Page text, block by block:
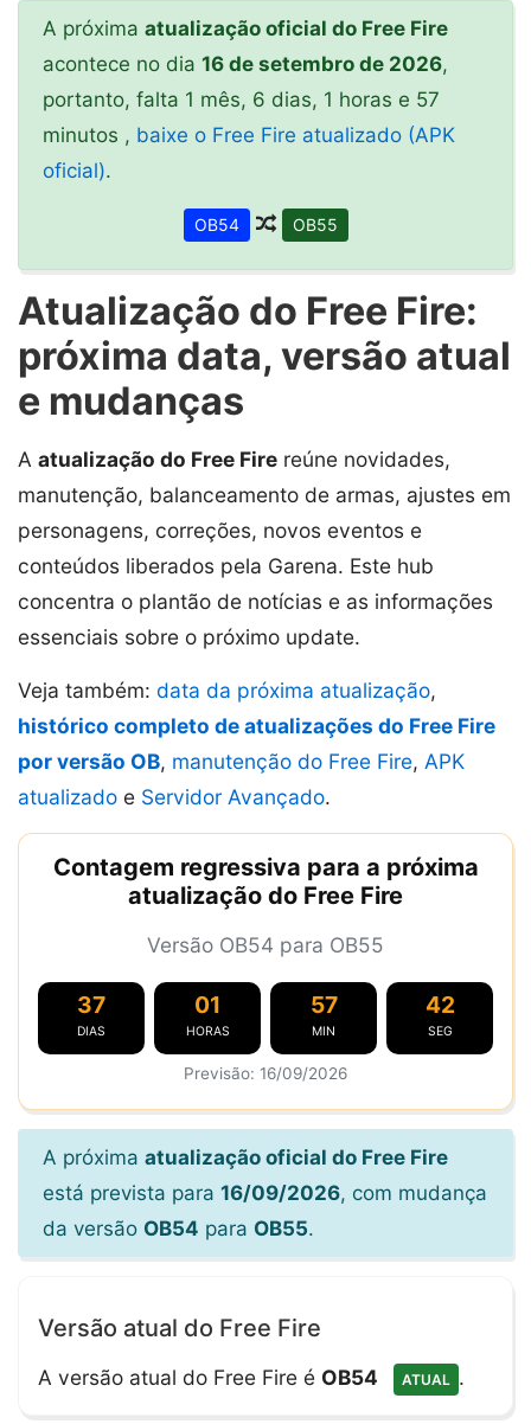
A próxima atualização oficial do Free Fire
acontece no dia 16 de setembro de 2026,
portanto, falta 1 mês, 6 dias, 1 horas e 57
minutos , baixe o Free Fire atualizado (APK
oficial).
OB54 OB55
Atualização do Free Fire:
próxima data, versão atual
e mudanças
A atualização do Free Fire reúne novidades,
manutenção, balanceamento de armas, ajustes em
personagens, correções, novos eventos e
conteúdos liberados pela Garena. Este hub
concentra o plantão de notícias e as informações
essenciais sobre o próximo update.
Veja também: data da próxima atualização,
histórico completo de atualizações do Free Fire
por versão OB, manutenção do Free Fire, APK
atualizado e Servidor Avançado.
Contagem regressiva para a próxima
atualização do Free Fire
Versão OB54 para OB55
37
DIAS
01
HORAS
57
MIN
40
SEG
Previsão: 16/09/2026
A próxima atualização oficial do Free Fire
está prevista para 16/09/2026, com mudança
da versão OB54 para OB55.
Versão atual do Free Fire
A versão atual do Free Fire é OB54 ATUAL .